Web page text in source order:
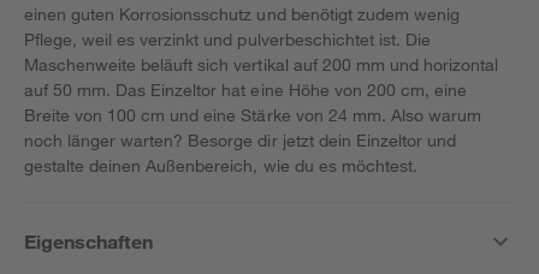
einen guten Korrosionsschutz und benötigt zudem wenig
Pflege, weil es verzinkt und pulverbeschichtet ist. Die
Maschenweite beläuft sich vertikal auf 200 mm und horizontal
auf 50 mm. Das Einzeltor hat eine Höhe von 200 cm, eine
Breite von 100 cm und eine Stärke von 24 mm. Also warum
noch länger warten? Besorge dir jetzt dein Einzeltor und
gestalte deinen Außenbereich, wie du es möchtest.
Eigenschaften